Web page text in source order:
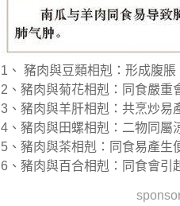
1、 豬肉與豆類相剋：形成腹脹
2、豬肉與菊花相剋：同食嚴重
3、豬肉與羊肝相剋：共烹炒易
4、豬肉與田螺相剋：二物同屬
5、豬肉與茶相剋：同食易產生
6、豬肉與百合相剋：同食會引